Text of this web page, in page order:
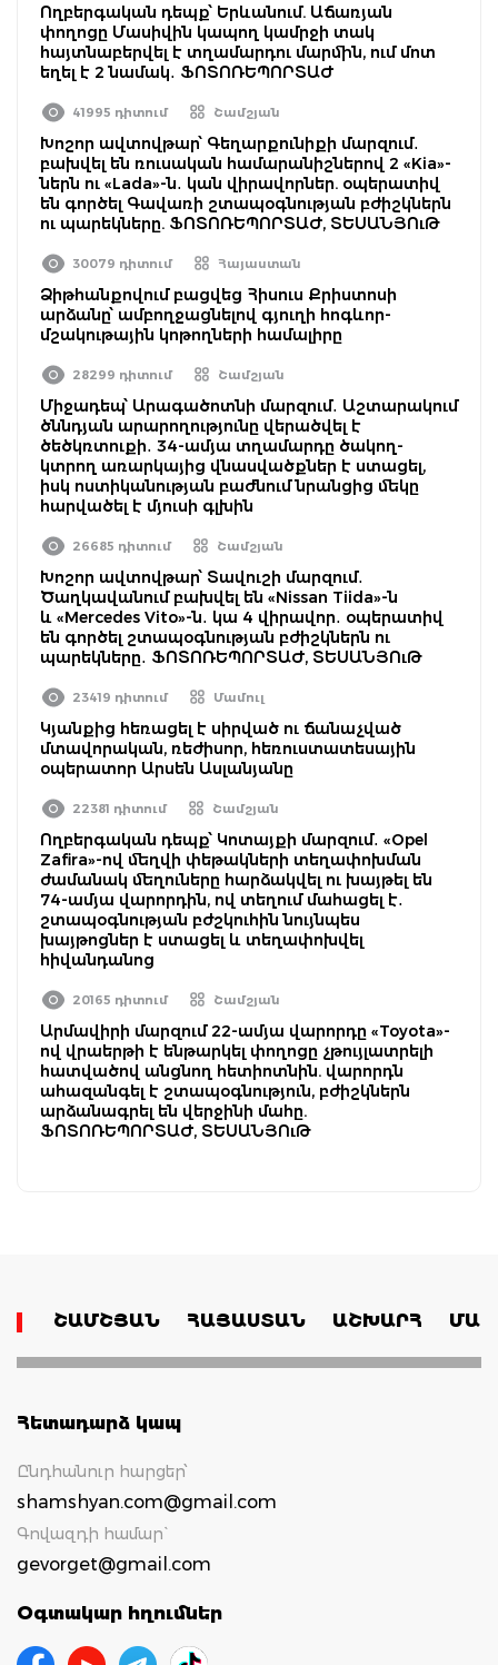
Ողբերգական դեպք՝ Երևանում. Աճառյան
փողոցը Մասիվին կապող կամրջի տակ
հայտնաբերվել է տղամարդու մարմին, ում մոտ
եղել է 2 նամակ․ ՖՈՏՈՌԵՊՈՐՏԱԺ
41995 դիտում Շամշյան
Խոշոր ավտովթար՝ Գեղարքունիքի մարզում․
բախվել են ռուսական համարանիշներով 2 «Kia»-
ներն ու «Lada»-ն․ կան վիրավորներ. օպերատիվ
են գործել Գավառի շտապօգնության բժիշկներն
ու պարեկները. ՖՈՏՈՌԵՊՈՐՏԱԺ, ՏԵՍԱՆՅՈւԹ
30079 դիտում Հայաստան
Ձիթհանքովում բացվեց Հիսուս Քրիստոսի
արձանը՝ ամբողջացնելով գյուղի հոգևոր-
մշակութային կոթողների համալիրը
28299 դիտում Շամշյան
Միջադեպ՝ Արագածոտնի մարզում․ Աշտարակում
ծննդյան արարողությունը վերածվել է
ծեծկռտուքի․ 34-ամյա տղամարդը ծակող-
կտրող առարկայից վնասվածքներ է ստացել,
իսկ ոստիկանության բաժնում նրանցից մեկը
հարվածել է մյուսի գլխին
26685 դիտում Շամշյան
Խոշոր ավտովթար՝ Տավուշի մարզում․
Ծաղկավանում բախվել են «Nissan Tiida»-ն
և «Mercedes Vito»-ն․ կա 4 վիրավոր․ օպերատիվ
են գործել շտապօգնության բժիշկներն ու
պարեկները․ ՖՈՏՈՌԵՊՈՐՏԱԺ, ՏԵՍԱՆՅՈւԹ
23419 դիտում Մամուլ
Կյանքից հեռացել է սիրված ու ճանաչված
մտավորական, ռեժիսոր, հեռուստատեսային
օպերատոր Արսեն Ասլանյանը
22381 դիտում Շամշյան
Ողբերգական դեպք՝ Կոտայքի մարզում․ «Opel
Zafira»-ով մեղվի փեթակների տեղափոխման
ժամանակ մեղուները հարձակվել ու խայթել են
74-ամյա վարորդին, ով տեղում մահացել է․
շտապօգնության բժշկուհին նույնպես
խայթոցներ է ստացել և տեղափոխվել
հիվանդանոց
20165 դիտում Շամշյան
Արմավիրի մարզում 22-ամյա վարորդը «Toyota»-
ով վրաերթի է ենթարկել փողոցը չթույլատրելի
հատվածով անցնող հետիոտնին. վարորդն
ահազանգել է շտապօգնություն, բժիշկներն
արձանագրել են վերջինի մահը.
ՖՈՏՈՌԵՊՈՐՏԱԺ, ՏԵՍԱՆՅՈւԹ
ՇԱՄՇՅԱՆ ՀԱՅԱՍՏԱՆ ԱՇԽԱՐՀ
Հետադարձ կապ
Ընդհանուր հարցեր՝
shamshyan.com@gmail.com
Գովազդի համար`
gevorget@gmail.com
Օգտակար հղումներ